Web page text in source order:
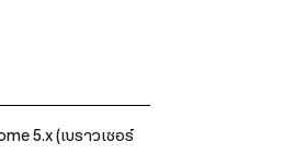
5.x (เบราวเซอร์